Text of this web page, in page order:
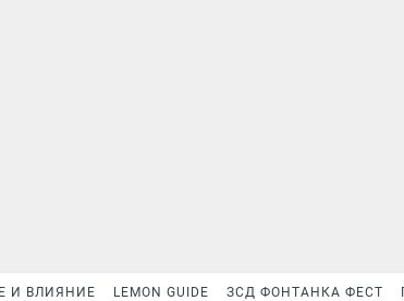
И ВЛИЯНИЕ LEMON GUIDE ЗСД ФОНТАНКА ФЕСТ